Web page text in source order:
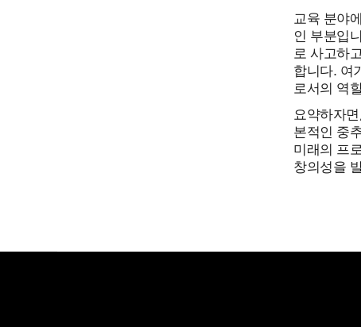
교육 분야
인 부분입
로 사고하
합니다. 여
로서의 역
요약하자
본적인 중
미래의 프
창의성을